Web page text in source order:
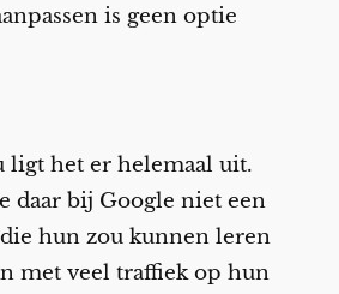
is geen optie
ligt het er helemaal uit.
daar bij Google niet een
hun zou kunnen leren
met veel traffiek op hun